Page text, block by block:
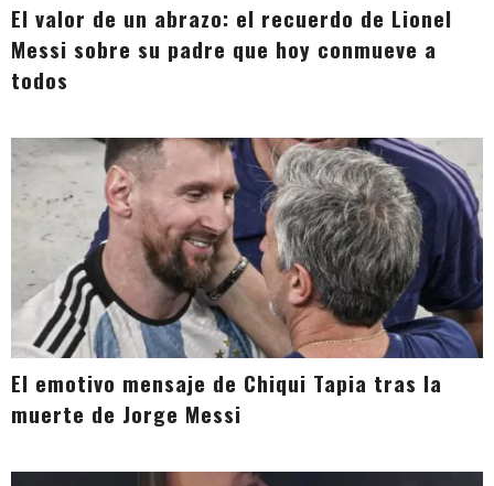
El valor de un abrazo: el recuerdo de Lionel
Messi sobre su padre que hoy conmueve a
todos
El emotivo mensaje de Chiqui Tapia tras la
muerte de Jorge Messi